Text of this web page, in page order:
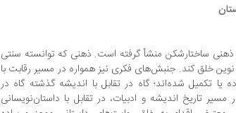
ذهنی ساختارشکن منشأ گرفته ‌است. ذهنی که توانسته سنتی
نوین خلق کند. جنبش‌های فکری نیز همواره در مسیر رقابت با
یا تکمیل شده‌اند؛ گاه در تقابل با اندیشه گذشته گاه در
تاریخ اندیشه و ادبیات، در تقابل با داستان‌نویسانی